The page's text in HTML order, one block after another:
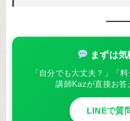
まずは
「自分でも大丈夫？」「
講師Kazが直接お答
LINEで質